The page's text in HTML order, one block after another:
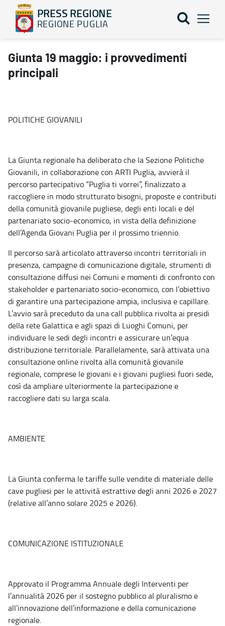
PRESS REGIONE
REGIONE PUGLIA
Giunta 19 maggio: i provvedimenti principali - PRESS REGIONE
Giunta 19 maggio: i provvedimenti
principali
POLITICHE GIOVANILI
La Giunta regionale ha deliberato che la Sezione Politiche
Giovanili, in collaborazione con ARTI Puglia, avvierà il
percorso partecipativo “Puglia ti vorrei”, finalizzato a
raccogliere in modo strutturato bisogni, proposte e contributi
della comunità giovanile pugliese, degli enti locali e del
partenariato socio-economico, in vista della definizione
dell’Agenda Giovani Puglia per il prossimo triennio.
Il percorso sarà articolato attraverso incontri territoriali in
presenza, campagne di comunicazione digitale, strumenti di
consultazione diffusi nei Comuni e momenti di confronto con
stakeholder e partenariato socio-economico, con l’obiettivo
di garantire una partecipazione ampia, inclusiva e capillare.
L’avvio sarà preceduto da una call pubblica rivolta ai presidi
della rete Galattica e agli spazi di Luoghi Comuni, per
individuare le sedi degli incontri e assicurare un’equa
distribuzione territoriale. Parallelamente, sarà attivata una
consultazione online rivolta alla comunità giovanile
regionale, comprese le giovani e i giovani pugliesi fuori sede,
così da ampliare ulteriormente la partecipazione e
raccogliere dati su larga scala.
AMBIENTE
La Giunta conferma le tariffe sulle vendite di materiale delle
cave pugliesi per le attività estrattive degli anni 2026 e 2027
(relative all’anno solare 2025 e 2026).
COMUNICAZIONE ISTITUZIONALE
Approvato il Programma Annuale degli Interventi per
l’annualità 2026 per il sostegno pubblico al pluralismo e
all’innovazione dell’informazione e della comunicazione
regionale.